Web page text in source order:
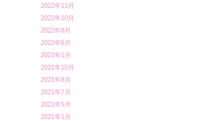
2022年11月
2022年10月
2022年8月
2022年6月
2022年1月
2021年10月
2021年8月
2021年7月
2021年5月
2021年1月